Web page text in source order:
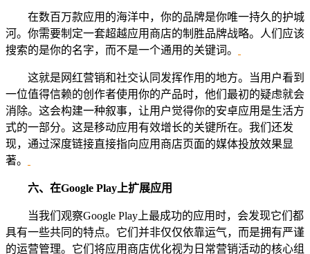
在数百万款应用的海洋中，你的品牌是你唯一持久的护城
河。你需要制定一套超越应用商店的制胜品牌战略。人们应该
搜索的是你的名字，而不是一个通用的关键词。
这就是网红营销和社交认同发挥作用的地方。当用户看到
一位值得信赖的创作者使用你的产品时，他们最初的疑虑就会
消除。这会构建一种叙事，让用户觉得你的安卓应用是生活方
式的一部分。这是移动应用有效增长的关键所在。我们还发
现，通过深度链接直接指向应用商店页面的媒体投放效果显
著。
六、 在Google Play上扩展应用
当我们观察Google Play上最成功的应用时，会发现它们都
具有一些共同的特点。它们并非仅仅依靠运气，而是拥有严谨
的运营管理。它们将应用商店优化视为日常营销活动的核心组